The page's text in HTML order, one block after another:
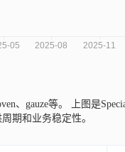
、gauze等。
上图是
期和业务稳定性。